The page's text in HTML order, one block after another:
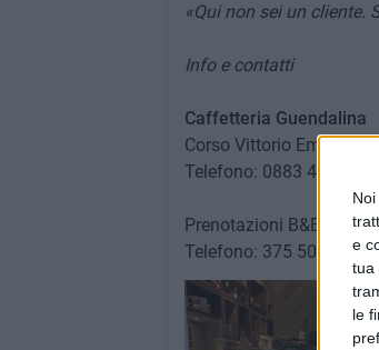
e
tua
le
«Qui non sei un cliente.
Info e contatti
Caffetteria Guendalina
Corso Vittorio Emanuele
Telefono: 0883 491601
Prenotazioni B&B e
Telefono: 375 5003901